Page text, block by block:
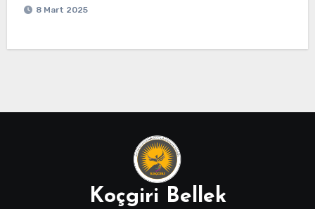
8 Mart 2025
Koçgiri Bellek